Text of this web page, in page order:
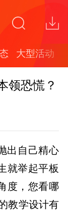
大型活动
领恐慌？
出自己精心
就举起平板
度，您看哪
教学设计有